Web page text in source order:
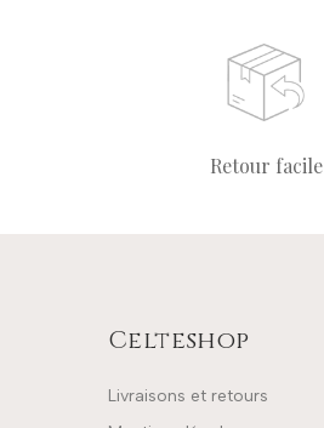
Retour facile
Celteshop
Livraisons et retours